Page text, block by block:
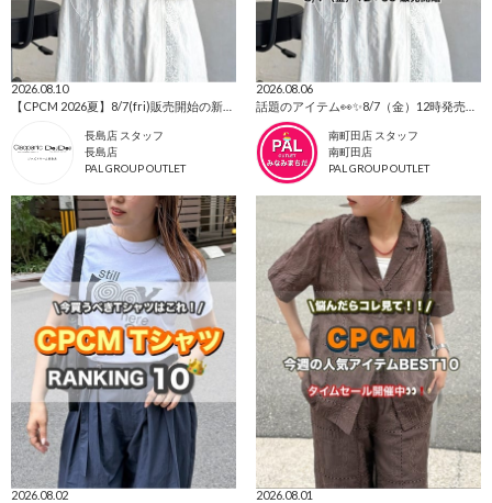
2026.08.10
長島店 スタッフ
長島店
PAL GROUP OUTLET
2026.08.06
話題のアイテム👀✨8/7（金）12時発売⭐CPCM新作
南町田店 スタッフ
南町田店
PAL GROUP OUTLET
2026.08.02
2026.08.01